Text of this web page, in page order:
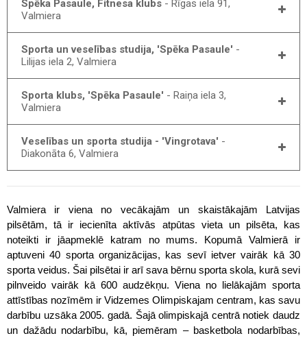
Spēka Pasaule, Fitnesa klubs - Rīgas iela 91,
Valmiera
Sporta un veselības studija, 'Spēka Pasaule' -
Lilijas iela 2, Valmiera
Sporta klubs, 'Spēka Pasaule' - Raiņa iela 3,
Valmiera
Veselības un sporta studija - 'Vingrotava' -
Diakonāta 6, Valmiera
Valmiera ir viena no vecākajām un skaistākajām Latvijas
pilsētām, tā ir iecienīta aktīvās atpūtas vieta un pilsēta, kas
noteikti ir jāapmeklē katram no mums. Kopumā Valmierā ir
aptuveni 40 sporta organizācijas, kas sevī ietver vairāk kā 30
sporta veidus. Šai pilsētai ir arī sava bērnu sporta skola, kurā sevi
pilnveido vairāk kā 600 audzēkņu. Viena no lielākajām sporta
attīstības nozīmēm ir Vidzemes Olimpiskajam centram, kas savu
darbību uzsāka 2005. gadā. Šajā olimpiskajā centrā notiek daudz
un dažādu nodarbību, kā, piemēram – basketbola nodarbības,